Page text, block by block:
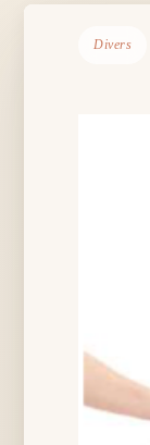
Divers